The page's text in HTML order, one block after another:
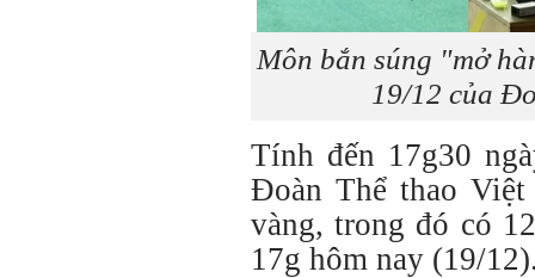
Môn bắn súng "mở
19/12 của
Tính đến 17g30
Đoàn Thể thao
vàng, trong đó có
17g hôm nay (19/